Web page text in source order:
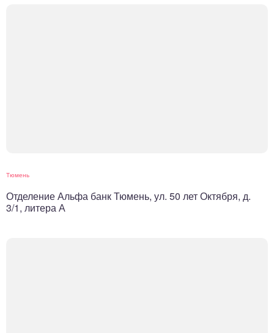
Тюмень
Отделение Альфа банк Тюмень, ул. 50 лет Октября, д.
3/1, литера А